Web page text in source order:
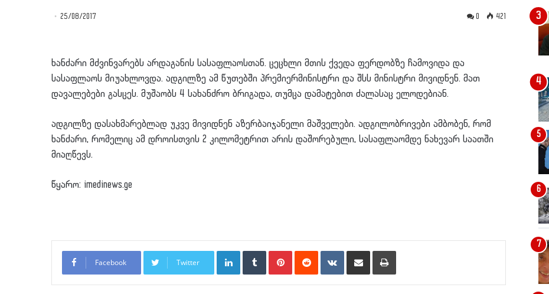
25/08/2017 0 421
ხანძარი მძვინვარებს არდაგანის სასაფლაოსთან. ცეცხლი მთის ქვედა ფერდობზე ჩამოვიდა და
სასაფლაოს მიუახლოვდა. ადგილზე ამ წუთებში პრემიერმინისტრი და შსს მინისტრი მივიდნენ. მათ
დავალებები გასცეს. მუშაობს 4 სახანძრო ბრიგადა, თუმცა დამატებით ძალასაც ელოდებიან.
ადგილზე დასახმარებლად უკვე მივიდნენ აზერბაიჯანელი მაშველები. ადგილობრივები ამბობენ, რომ
ხანძარი, რომელიც ამ დროისთვის 2 კილომეტრით არის დაშორებული, სასაფლაომდე ნახევარ საათში
მიაღწევს.
წყარო: imedinews.ge
Facebook Twitter
LinkedInTumblr PinterestReddit VKontakteShare via Email Print